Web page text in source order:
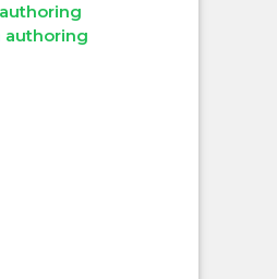
authoring
authoring